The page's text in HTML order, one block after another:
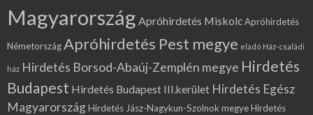
Magyarország Apróhirdetés MiskolcApróhirdetés
NémetországApróhirdetés Pest megye eladó Ház-családi
ház Hirdetés Borsod-Abaúj-Zemplén megye Hirdetés
Budapest Hirdetés Budapest III.kerület Hirdetés Egész
MagyarországHirdetés Jász-Nagykun-Szolnok megyeHirdetés